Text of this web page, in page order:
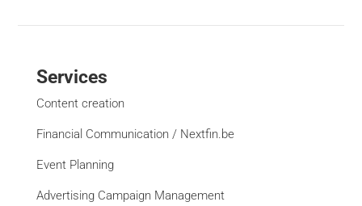
Services
Content creation
Financial Communication / Nextfin.be
Event Planning
Advertising Campaign Management